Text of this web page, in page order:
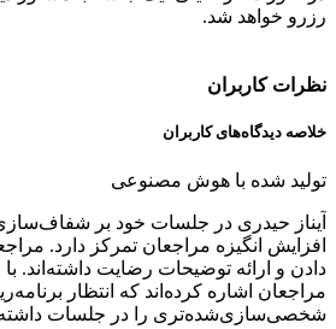
رزرو خواهد شد.
نظرات کاربران
خلاصه دیدگاه‌های کاربران
تولید شده با هوش مصنوعی
آیناز حیدری در جلسات خود بر
افزایش انگیزه مراجعان تمرکز دارد.
دادن و ارائه توضیحات رضایت داشته‌اند. با
مراجعان اشاره کرده‌اند که انتظار
شخصی‌سازی‌شده‌تری را در جلسات